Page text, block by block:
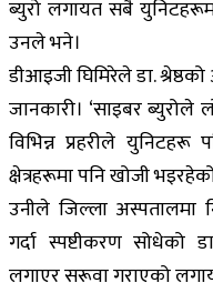
ब्युरो लगायत सबै
उनले भने।
डीआइजी घिमिरेले डा.
जानकारी। ‘साइबर ब्युरोले
विभिन्न प्रहरीले
क्षेत्रहरूमा पनि खोजी
उनीले जिल्ला अस्पतालमा
गर्दा स्पष्टीकरण सोधेको
लगाएर सरूवा गराएको